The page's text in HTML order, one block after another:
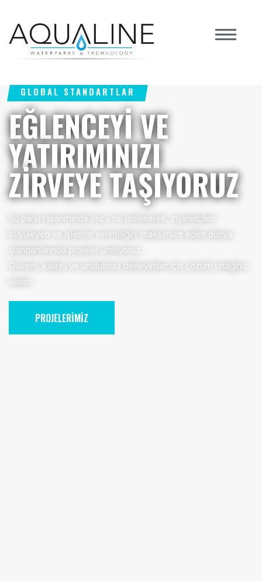
GLOBAL STANDARTLAR
EĞLENCEYİ VE
YATIRIMINIZI
ZİRVEYE TAŞIYORUZ
Su parkı tasarımında öncü rol üstlenerek, ziyaretçileri
büyüleyen ve işletme verimliliğini maksimize eden dünya
standartlarında projeler üretiyoruz.
Güvenli, kaliteli ve unutulmaz deneyimler için çözüm ortağınız
olalım.
PROJELERİMİZ